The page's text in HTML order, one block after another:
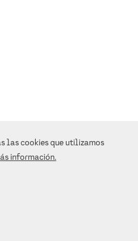
las cookies que utilizamos
información.